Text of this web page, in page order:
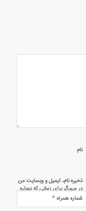
نام
ذخیره نام، ایمیل و وبسایت من
در مرورگر برای زمانی که دوباره
دیدگاهی می‌نویسم.
شماره همراه*